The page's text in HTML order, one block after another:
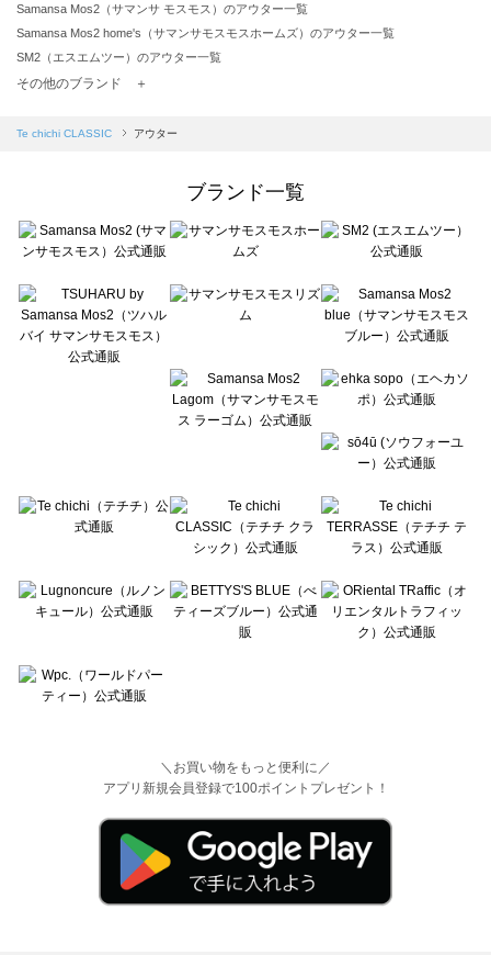
Samansa Mos2（サマンサ モスモス）のアウター一覧
Samansa Mos2 home's（サマンサモスモスホームズ）のアウター一覧
SM2（エスエムツー）のアウター一覧
TSUHARU by Samansa Mos2（ツハルバイサマンサモスモス）のアウター一覧
Samansa Mos2 blue（サマンサモスモス ブルー）のアウター一覧
sō4ū（ソウフォーユー）のアウター一覧
Te chichi（テチチ）のアウター一覧
Te chichi CLASSIC（テチチ クラシック）のアウター一覧
Lugnoncure（ルノンキュール）のアウター一覧
BETTY'S BLUE（べティーズブルー）のアウター一覧
Wpc.（ワールドパーティー）のアウター一覧
その他のブランド ＋
Te chichi CLASSIC アウター
ブランド一覧
＼お買い物をもっと便利に／
アプリ新規会員登録で100ポイントプレゼント！